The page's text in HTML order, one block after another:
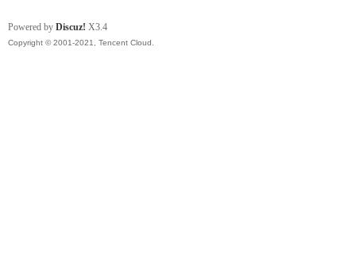
Powered by Discuz! X3.4
Copyright © 2001-2021, Tencent Cloud.